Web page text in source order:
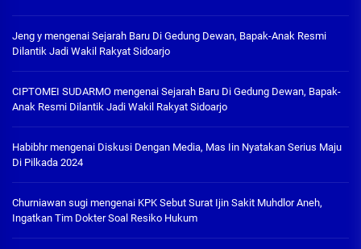
Jeng y mengenai Sejarah Baru Di Gedung Dewan, Bapak-Anak Resmi
Dilantik Jadi Wakil Rakyat Sidoarjo
CIPTOMEI SUDARMO mengenai Sejarah Baru Di Gedung Dewan, Bapak-
Anak Resmi Dilantik Jadi Wakil Rakyat Sidoarjo
Habibhrmengenai Diskusi Dengan Media, Mas Iin Nyatakan Serius Maju
Di Pilkada 2024
Churniawan sugi mengenai KPK Sebut Surat Ijin Sakit Muhdlor Aneh,
Ingatkan Tim Dokter Soal Resiko Hukum